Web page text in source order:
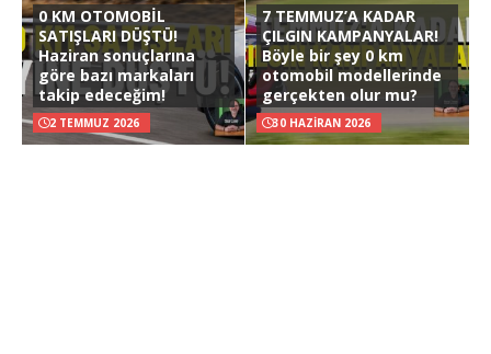
0 KM OTOMOBİL
SATIŞLARI DÜŞTÜ!
Haziran sonuçlarına
göre bazı markaları
takip edeceğim!
2 TEMMUZ 2026
7 TEMMUZ’A KADAR
ÇILGIN KAMPANYALAR!
Böyle bir şey 0 km
otomobil modellerinde
gerçekten olur mu?
30 HAZIRAN 2026